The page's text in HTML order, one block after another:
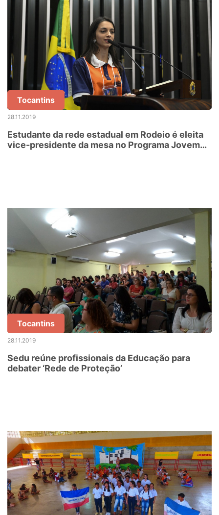
Tocantins
28.11.2019
Estudante da rede estadual em Rodeio é eleita
vice-presidente da mesa no Programa Jovem
Tocantins
28.11.2019
Sedu reúne profissionais da Educação para
debater ‘Rede de Proteção’